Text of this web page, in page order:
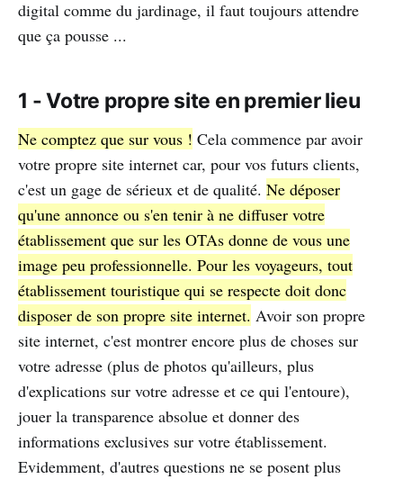
digital comme du jardinage, il faut toujours attendre
que ça pousse ...
1 - Votre propre site en premier lieu
Ne comptez que sur vous ! Cela commence par avoir
votre propre site internet car, pour vos futurs clients,
c'est un gage de sérieux et de qualité. Ne déposer
qu'une annonce ou s'en tenir à ne diffuser votre
établissement que sur les OTAs donne de vous une
image peu professionnelle. Pour les voyageurs, tout
établissement touristique qui se respecte doit donc
disposer de son propre site internet. Avoir son propre
site internet, c'est montrer encore plus de choses sur
votre adresse (plus de photos qu'ailleurs, plus
d'explications sur votre adresse et ce qui l'entoure),
jouer la transparence absolue et donner des
informations exclusives sur votre établissement.
Evidemment, d'autres questions ne se posent plus